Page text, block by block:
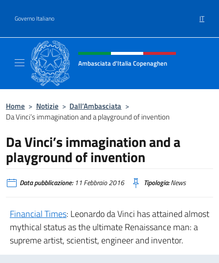
Governo Italiano IT
Intestazione sito, social e menù
Ambasciata d'Italia Copenaghen
Home > Notizie > Dall’Ambasciata >
Da Vinci’s immagination and a playground of invention
Da Vinci’s immagination and a
playground of invention
Data pubblicazione:11 Febbraio 2016 Tipologia:News
Financial Times: Leonardo da Vinci has attained almost
mythical status as the ultimate Renaissance man: a
supreme artist, scientist, engineer and inventor.